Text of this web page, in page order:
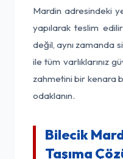
Mardin adresindeki
yapılarak teslim
değil, aynı zamanda
ile tüm varlıklarınız
zahmetini bir kenara
odaklanın.
Bilecik
Taşıma